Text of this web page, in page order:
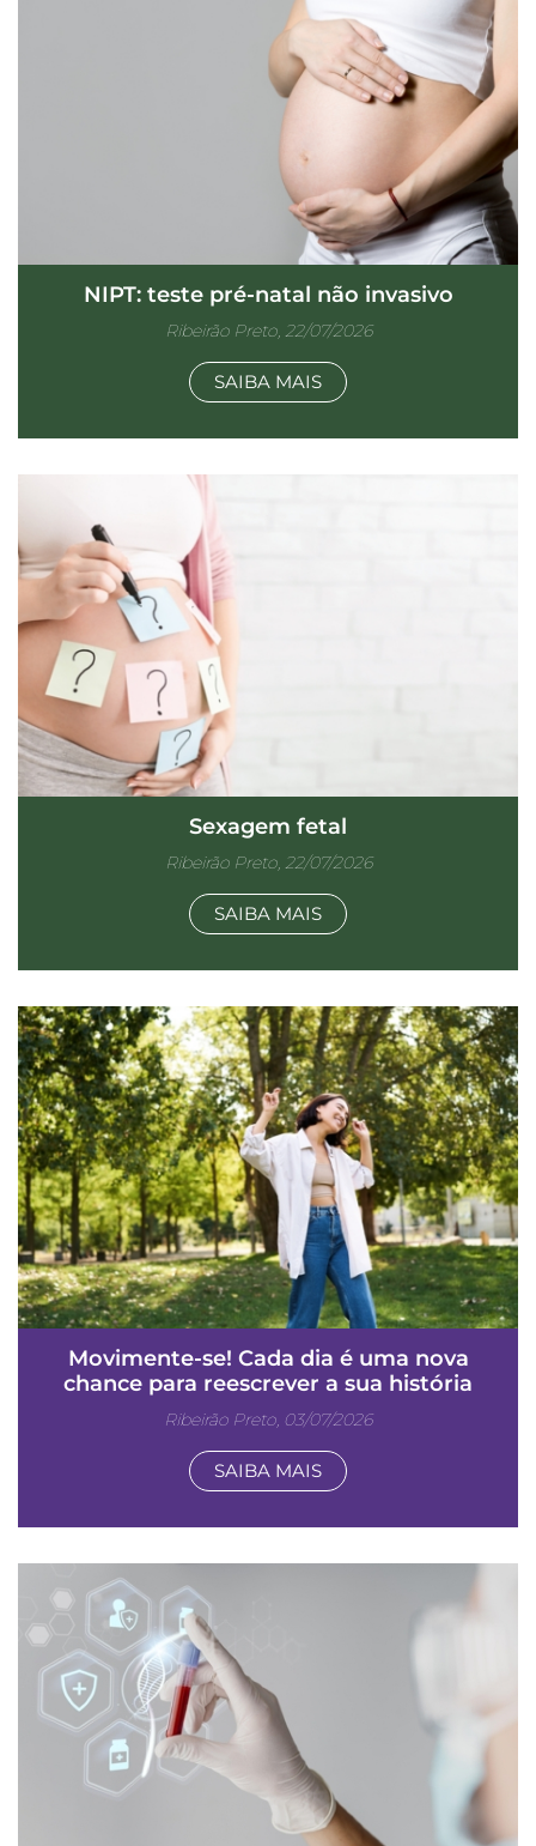
NIPT: teste pré-natal não invasivo
Ribeirão Preto, 22/07/2026
SAIBA MAIS
Sexagem fetal
Ribeirão Preto, 22/07/2026
SAIBA MAIS
Movimente-se! Cada dia é uma nova
chance para reescrever a sua história
Ribeirão Preto, 03/07/2026
SAIBA MAIS